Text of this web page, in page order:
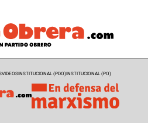
VIDEOSINSTITUCIONAL (PDO)INSTITUCIONAL (PO)